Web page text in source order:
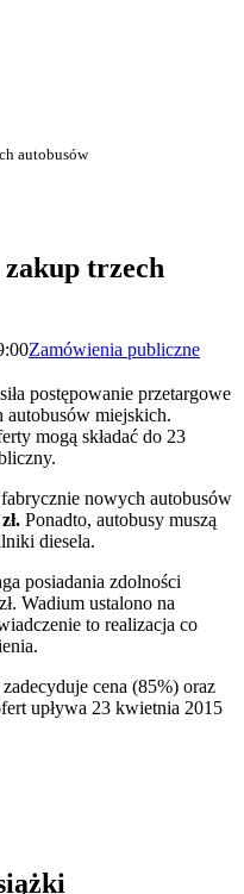
autobusów
trzech
Zamówienia publiczne
postępowanie przetargowe
autobusów miejskich.
mogą składać do 23
nowych autobusów
Ponadto, autobusy muszą
diesela.
posiadania zdolności
Wadium ustalono na
to realizacja co
cena (85%) oraz
upływa 23 kwietnia 2015